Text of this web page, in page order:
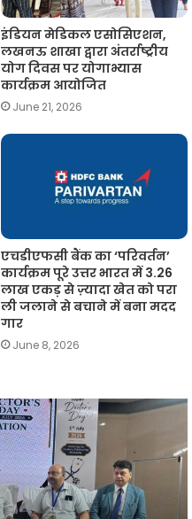
इंडियन मेडिकल एसोसिएशन,
लखनऊ शाखा द्वारा अंतर्राष्ट्रीय
योग दिवस पर योगाभ्यास
कार्यक्रम आयोजित
June 21, 2026
एचडीएफसी बैंक का ‘परिवर्तन’
कार्यक्रम पूरे उत्तर भारत में 3.26
लाख एकड़ से ज़्यादा खेत को परा
ली जलाने से बचाने में बना मदद
गार
June 8, 2026